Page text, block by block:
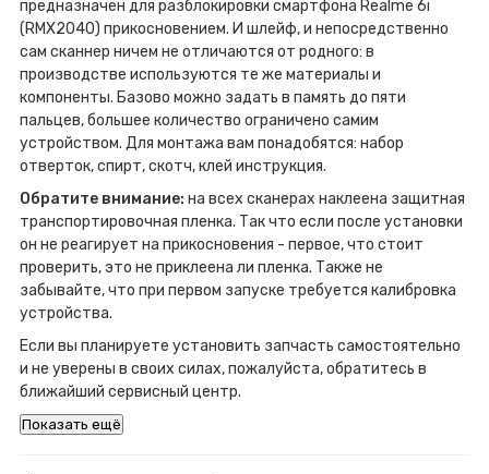
предназначен для разблокировки смартфона Realme 6i
(RMX2040) прикосновением. И шлейф, и непосредственно
сам сканнер ничем не отличаются от родного: в
производстве используются те же материалы и
компоненты. Базово можно задать в память до пяти
пальцев, большее количество ограничено самим
устройством. Для монтажа вам понадобятся: набор
отверток, спирт, скотч, клей инструкция.
Обратите внимание: на всех сканерах наклеена защитная
транспортировочная пленка. Так что если после установки
он не реагирует на прикосновения - первое, что стоит
проверить, это не приклеена ли пленка. Также не
забывайте, что при первом запуске требуется калибровка
устройства.
Если вы планируете установить запчасть самостоятельно
и не уверены в своих силах, пожалуйста, обратитесь в
ближайший сервисный центр.
Показать ещё